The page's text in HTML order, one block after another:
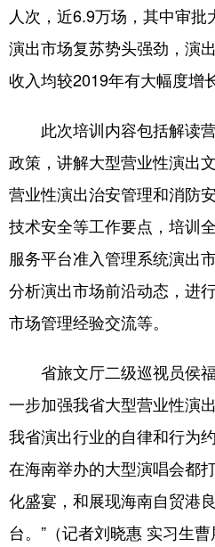
人次，近6.9万场，其中审批
演出市场复苏势头强劲，演
收入均较2019年有大幅度增长
此次培训内容包括解读营
政策，讲解大型营业性演出
营业性演出治安管理和消防
技术安全等工作要点，培训
服务平台准入管理系统演出
分析演出市场前沿动态，进
市场管理经验交流等。
省旅文厅二级巡视员侯
一步加强我省大型营业性演
我省演出行业的自律和行为
在海南举办的大型演唱会都
化盛宴，和展现海南自贸港
台。”（记者刘晓惠 实习生曹